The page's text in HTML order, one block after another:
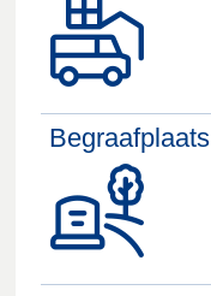
Begraafplaats